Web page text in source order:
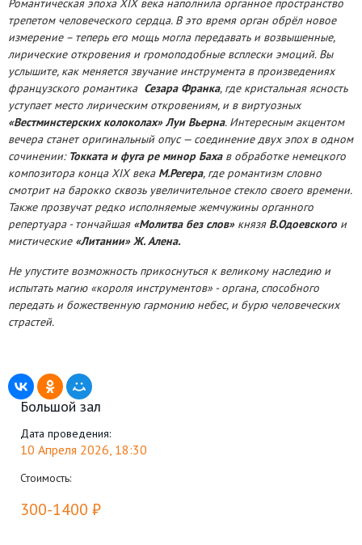
трепетом человеческого сердца. В это время орган обрёл новое
измерение – теперь его мощь могла передавать и возвышенные,
лирические откровения и громоподобные всплески эмоций. Вы
услышите, как меняется звучание инструмента в произведениях
французского романтика Сезара Франка, где кристальная ясность
уступает место лирическим откровениям, и в виртуозных
«Вестминстерских колоколах» Луи Вьерна. Интересным акцентом
вечера станет оригинальный опус — соединение двух эпох в одном
сочинении: Токката и фуга ре минор Баха в обработке немецкого
композитора конца XIX века М.Регера, где романтизм словно
смотрит на барокко сквозь увеличительное стекло своего времени.
Также прозвучат редко исполняемые жемчужины органного
репертуара - тончайшая «Молитва без слов»князя В.Одоевского и
мистические «Литании» Ж. Алена.
Не упустите возможность прикоснуться к великому наследию и
испытать магию «короля инструментов» - органа, способного
передать и божественную гармонию небес, и бурю человеческих
страстей.
Большой зал
Дата проведения:
10 Апреля 2026, 18:30
Стоимость:
300-1400 ₽